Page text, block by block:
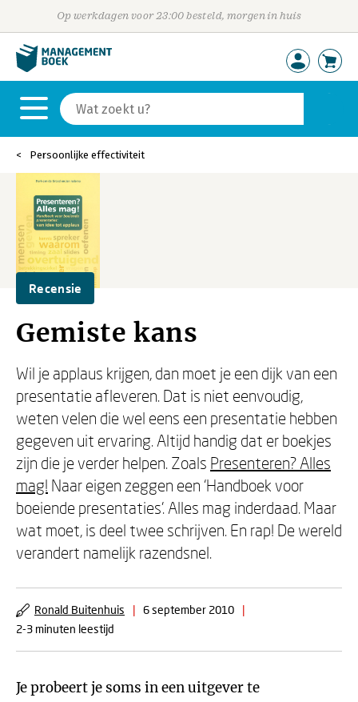
Op werkdagen voor 23:00 besteld, morgen in huis
Persoonlijke effectiviteit
Recensie
Gemiste kans
Wil je applaus krijgen, dan moet je een dijk van een
presentatie afleveren. Dat is niet eenvoudig,
weten velen die wel eens een presentatie hebben
gegeven uit ervaring. Altijd handig dat er boekjes
zijn die je verder helpen. Zoals Presenteren? Alles
mag! Naar eigen zeggen een ‘Handboek voor
boeiende presentaties’. Alles mag inderdaad. Maar
wat moet, is deel twee schrijven. En rap! De wereld
verandert namelijk razendsnel.
Ronald Buitenhuis | 6 september 2010
|
2-3 minuten leestijd
Je probeert je soms in een uitgever te